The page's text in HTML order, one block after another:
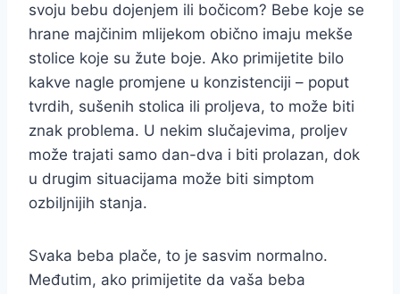
svoju bebu dojenjem ili bočicom? Bebe koje se
hrane majčinim mlijekom obično imaju mekše
stolice koje su žute boje. Ako primijetite bilo
kakve nagle promjene u konzistenciji – poput
tvrdih, sušenih stolica ili proljeva, to može biti
znak problema. U nekim slučajevima, proljev
može trajati samo dan-dva i biti prolazan, dok
u drugim situacijama može biti simptom
ozbiljnijih stanja.
Svaka beba plače, to je sasvim normalno.
Međutim, ako primijetite da vaša beba